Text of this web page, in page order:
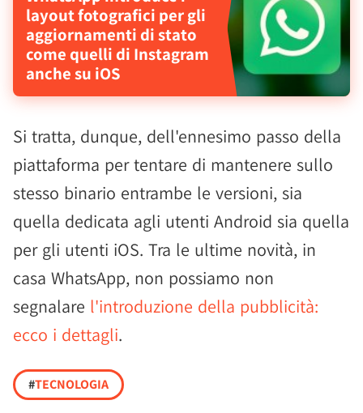
layout fotografici per gli
aggiornamenti di stato
come quelli di Instagram
anche su iOS
Si tratta, dunque, dell'ennesimo passo della
piattaforma per tentare di mantenere sullo
stesso binario entrambe le versioni, sia
quella dedicata agli utenti Android sia quella
per gli utenti iOS. Tra le ultime novità, in
casa WhatsApp, non possiamo non
segnalare l'introduzione della pubblicità:
ecco i dettagli.
#TECNOLOGIA